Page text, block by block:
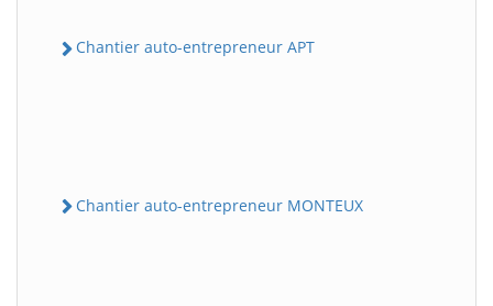
Chantier auto-entrepreneur APT
Chantier auto-entrepreneur MONTEUX